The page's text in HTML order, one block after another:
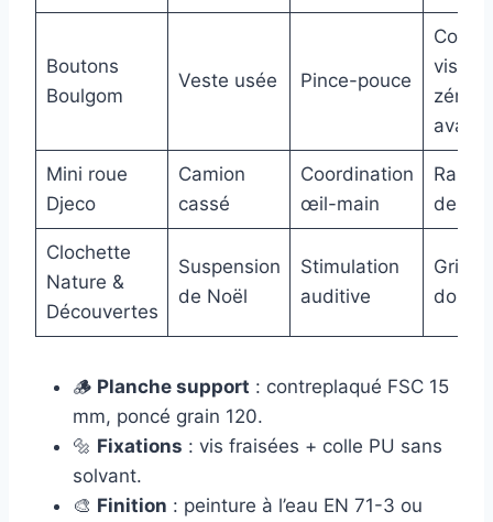
Boutons
Boulgom
Veste usée Pince-pouce
Coller
visser
zéro
Mini roue
Djeco
Camion
cassé
Coordination
œil-main
des
Clochette
Nature &
Découvertes
Suspension
de Noël
Stimulation
auditive
Grille
doigt
🪵 Planche support : contreplaqué FSC 15
mm, poncé grain 120.
🔩 Fixations : vis fraisées + colle PU sans
solvant.
🎨 Finition : peinture à l’eau EN 71-3 ou